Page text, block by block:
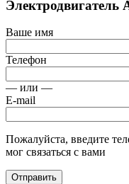
Ваше имя
Телефон
— или —
E-mail
Пожалуйста, введите
мог связаться с вами
Отправить